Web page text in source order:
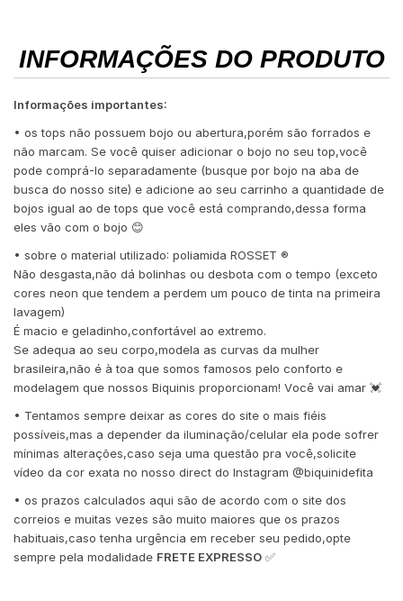
INFORMAÇÕES DO PRODUTO
Informações importantes:
• os tops não possuem bojo ou abertura,porém são forrados e
não marcam. Se você quiser adicionar o bojo no seu top,você
pode comprá-lo separadamente (busque por bojo na aba de
busca do nosso site) e adicione ao seu carrinho a quantidade de
bojos igual ao de tops que você está comprando,dessa forma
eles vão com o bojo 😊
• sobre o material utilizado: poliamida ROSSET ®️
Não desgasta,não dá bolinhas ou desbota com o tempo (exceto
cores neon que tendem a perdem um pouco de tinta na primeira
lavagem)
É macio e geladinho,confortável ao extremo.
Se adequa ao seu corpo,modela as curvas da mulher
brasileira,não é à toa que somos famosos pelo conforto e
modelagem que nossos Biquinis proporcionam! Você vai amar 💓
• Tentamos sempre deixar as cores do site o mais fiéis
possíveis,mas a depender da iluminação/celular ela pode sofrer
mínimas alterações,caso seja uma questão pra você,solicite
vídeo da cor exata no nosso direct do Instagram @biquinidefita
• os prazos calculados aqui são de acordo com o site dos
correios e muitas vezes são muito maiores que os prazos
habituais,caso tenha urgência em receber seu pedido,opte
sempre pela modalidade FRETE EXPRESSO ✅